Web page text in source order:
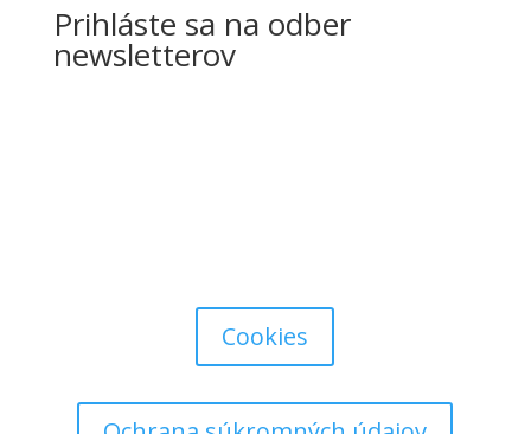
Prihláste sa na odber
newsletterov
Cookies